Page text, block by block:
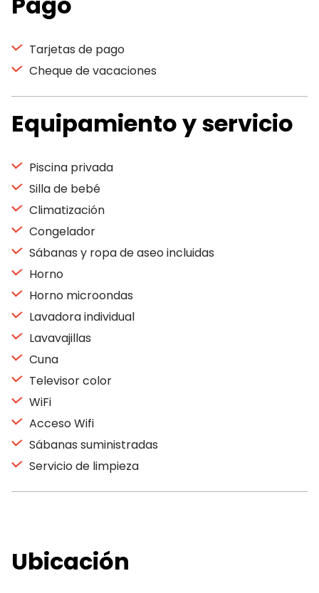
Tarjetas de pago
Cheque de vacaciones
Equipamiento y servicio
Piscina privada
Silla de bebé
Climatización
Congelador
Sábanas y ropa de aseo incluidas
Horno
Horno microondas
Lavadora individual
Lavavajillas
Cuna
Televisor color
WiFi
Acceso Wifi
Sábanas suministradas
Servicio de limpieza
Ubicación